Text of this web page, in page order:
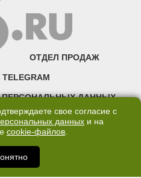
ОТДЕЛ ПРОДАЖ
ПЕРСОНАЛЬНЫХ ДАННЫХ
доведение до всеобщего
и их элементов без согласия
свое согласие с
данных и на
cookie-файлов.